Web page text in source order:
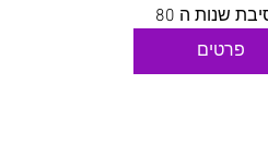
שנות ה 80
פרטים